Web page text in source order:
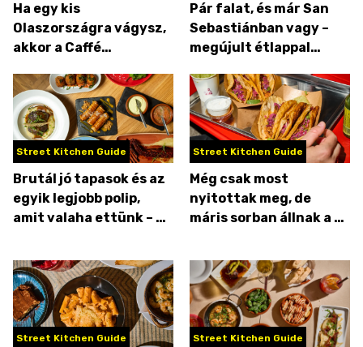
Ha egy kis
Olaszországra vágysz,
akkor a Caffé
Pár falat, és már San
Sebastiánban vagy –
megújult étlappal
Street Kitchen Guide
Brutál jó tapasok és az
egyik legjobb polip,
amit valaha ettünk – a
csalódást
Street Kitchen Guide
Még csak most
nyitottak meg, de
máris sorban állnak a #1
Street Kitchen Guide Street Kitchen Guide